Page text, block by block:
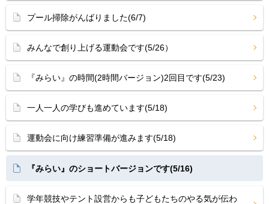
プール掃除がんばりました(6/7)
みんなで創り上げる運動会です(5/26）
『みらい』の時間(2時間バージョン)2回目です(5/23)
一人一人の学びも進めています(5/18)
運動会に向け練習準備が進みます(5/18)
『みらい』のショートバージョンです(5/16)
学年競技やテント設営からも子どもたちのやる気が伝わ